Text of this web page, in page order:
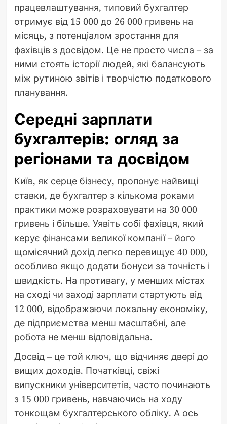
працевлаштування, типовий бухгалтер
отримує від 15 000 до 26 000 гривень на
місяць, з потенціалом зростання для
фахівців з досвідом. Це не просто числа – за
ними стоять історії людей, які балансують
між рутиною звітів і творчістю податкового
планування.
Середні зарплати
бухгалтерів: огляд за
регіонами та досвідом
Київ, як серце бізнесу, пропонує найвищі
ставки, де бухгалтер з кількома роками
практики може розраховувати на 30 000
гривень і більше. Уявіть собі фахівця, який
керує фінансами великої компанії – його
щомісячний дохід легко перевищує 40 000,
особливо якщо додати бонуси за точність і
швидкість. На противагу, у менших містах
на сході чи заході зарплати стартують від
12 000, відображаючи локальну економіку,
де підприємства менш масштабні, але
робота не менш відповідальна.
Досвід – це той ключ, що відчиняє двері до
вищих доходів. Початківці, свіжі
випускники університетів, часто починають
з 15 000 гривень, навчаючись на ходу
тонкощам бухгалтерського обліку. А ось